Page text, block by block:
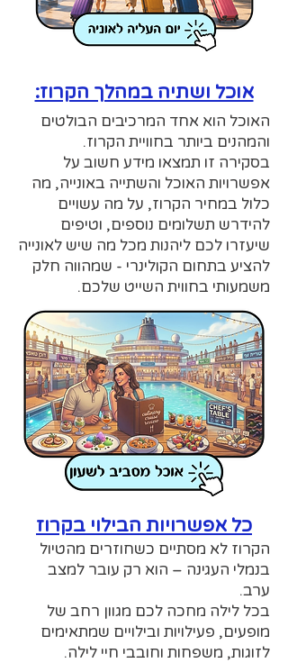
אוכל ושתיה במהלך הקרוז:
האוכל הוא אחד המרכיבים הבולטים
והמהנים ביותר בחוויית הקרוז.
בסקירה זו תמצאו מידע חשוב על
אפשרויות האוכל והשתייה באונייה, מה
כלול במחיר הקרוז, על מה עשויים
להידרש תשלומים נוספים, וטיפים
שיעזרו לכם ליהנות מכל מה שיש לאונייה
להציע בתחום הקולינרי - שמהווה חלק
משמעותי בחווית השייט שלכם.
כל אפשרויות הבילוי בקרוז
הקרוז לא מסתיים כשחוזרים מהטיול
בנמלי העגינה – הוא רק עובר למצב
ערב.
בכל לילה מחכה לכם מגוון רחב של
מופעים, פעילויות ובילויים שמתאימים
לזוגות, משפחות וחובבי חיי לילה.